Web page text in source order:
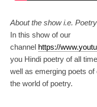
About the show i.e.
In this show of our
channel https://
you Hindi poetry of all
well as emerging poets
the world of poetry.